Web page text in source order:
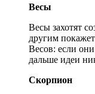
Весы
Весы захотят
другим
Весов: если
дальше идеи
Скорпион